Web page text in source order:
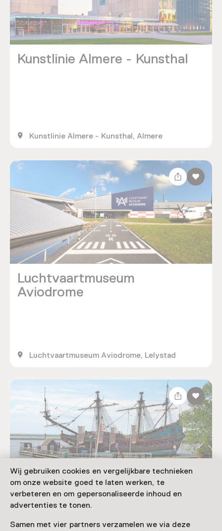
Wij gebruiken cookies en vergelijkbare technieken
om onze website goed te laten werken, te
verbeteren en om gepersonaliseerde inhoud en
advertenties te tonen.
Samen met vier partners verzamelen we via deze
Kunstlinie Almere - Kunsthal
Kunstlinie Almere - Kunsthal, Almere
Luchtvaartmuseum
Aviodrome
Luchtvaartmuseum Aviodrome, Lelystad
Museum Batavialand